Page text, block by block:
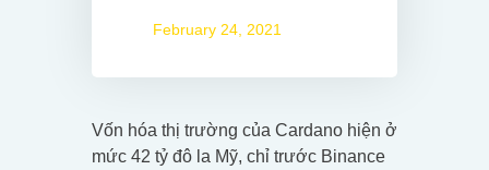
February 24, 2021
Vốn hóa thị trường của Cardano hiện ở
mức 42 tỷ đô la Mỹ, chỉ trước Binance